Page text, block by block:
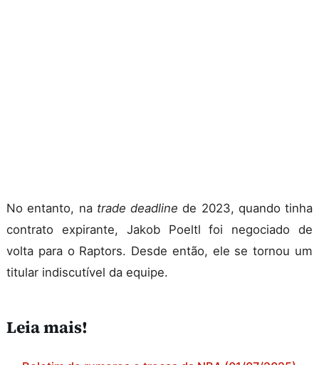
No entanto, natrade deadline de 2023, quando tinha
contrato expirante, Jakob Poeltl foi negociado de
volta para o Raptors. Desde então, ele se tornou um
titular indiscutível da equipe.
Leia mais!